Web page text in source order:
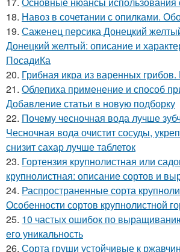
18. Навоз в сочетании с опилками.
19. Саженец персика Донецкий
Донецкий желтый: описание и
ПосадиКа
20. Грибная икра из варенных
21. Облепиха применение и способ
Добавление статьи в новую подборку
22. Почему чесночная вода лучше
Чесночная вода очистит сосуды,
снизит сахар лучше таблеток
23. Гортензия крупнолистная или
крупнолистная: описание сортов и
24. Распространенные сорта
Особенности сортов крупнолистной
25. 10 частых ошибок по
его уникальность
26. Сорта груши устойчивые к